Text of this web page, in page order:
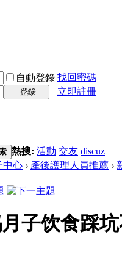
自動登錄 找回密碼
登錄
立即註冊
熱搜: 活動 交友 discuz
中心 › 產後護理人員推薦 ›
子饮食踩